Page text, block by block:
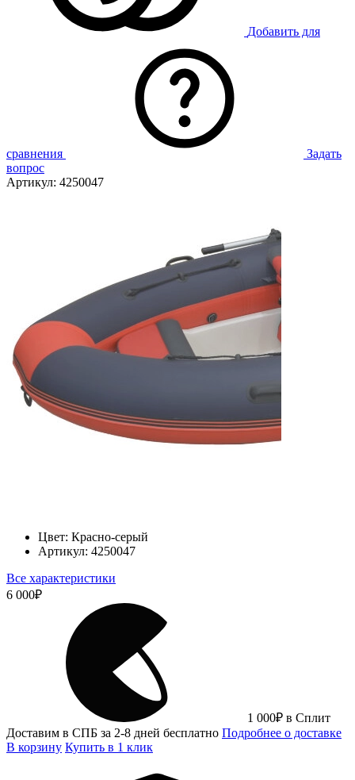
Добавить для
сравнения
Задать
вопрос
Артикул: 4250047
Цвет: Красно-серый
Артикул: 4250047
Все характеристики
6 000₽
1 000₽ в Сплит
Доставим в СПБ за 2-8 дней бесплатно Подробнее о доставке
В корзину Купить в 1 клик